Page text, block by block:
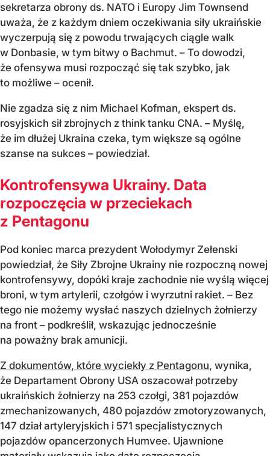
sekretarza obrony ds. NATO i Europy Jim Townsend
uważa, że z każdym dniem oczekiwania siły ukraińskie
wyczerpują się z powodu trwających ciągle walk
w Donbasie, w tym bitwy o Bachmut. – To dowodzi,
że ofensywa musi rozpocząć się tak szybko, jak
to możliwe – ocenił.
Nie zgadza się z nim Michael Kofman, ekspert ds.
rosyjskich sił zbrojnych z think tanku CNA. – Myślę,
że im dłużej Ukraina czeka, tym większe są ogólne
szanse na sukces – powiedział.
Kontrofensywa Ukrainy. Data
rozpoczęcia w przeciekach
z Pentagonu
Pod koniec marca prezydent Wołodymyr Zełenski
powiedział, że Siły Zbrojne Ukrainy nie rozpoczną nowej
kontrofensywy, dopóki kraje zachodnie nie wyślą więcej
broni, w tym artylerii, czołgów i wyrzutni rakiet. – Bez
tego nie możemy wysłać naszych dzielnych żołnierzy
na front – podkreślił, wskazując jednocześnie
na poważny brak amunicji.
Z dokumentów, które wyciekły z Pentagonu, wynika,
że Departament Obrony USA oszacował potrzeby
ukraińskich żołnierzy na 253 czołgi, 381 pojazdów
zmechanizowanych, 480 pojazdów zmotoryzowanych,
147 dział artyleryjskich i 571 specjalistycznych
pojazdów opancerzonych Humvee. Ujawnione